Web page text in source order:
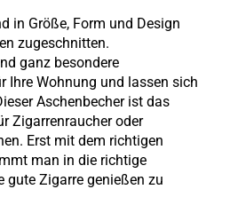
in Größe, Form und Design
zugeschnitten.
ganz besondere
Ihre Wohnung und lassen sich
Aschenbecher ist das
Zigarrenraucher oder
Erst mit dem richtigen
man in die richtige
gute Zigarre genießen zu